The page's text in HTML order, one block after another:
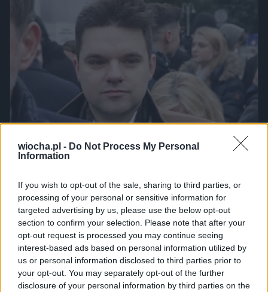
wiocha.pl - Do Not Process My Personal
Information
If you wish to opt-out of the sale, sharing to third parties, or
processing of your personal or sensitive information for
targeted advertising by us, please use the below opt-out
section to confirm your selection. Please note that after your
opt-out request is processed you may continue seeing
interest-based ads based on personal information utilized by
us or personal information disclosed to third parties prior to
your opt-out. You may separately opt-out of the further
disclosure of your personal information by third parties on the
274 31 Udostępnij